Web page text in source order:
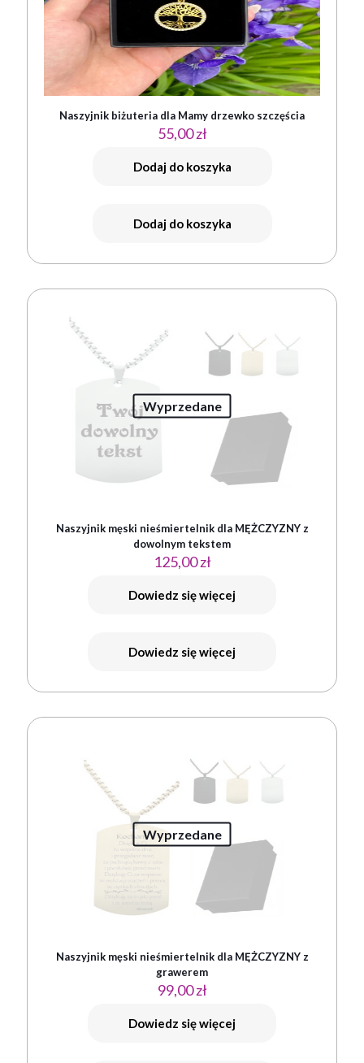
Naszyjnik biżuteria dla Mamy drzewko szczęścia
55,00zł
Dodaj do koszyka
Dodaj do koszyka
Wyprzedane
Naszyjnik męski nieśmiertelnik dla MĘŻCZYZNY z
dowolnym tekstem
125,00zł
Dowiedz się więcej
Dowiedz się więcej
Wyprzedane
Naszyjnik męski nieśmiertelnik dla MĘŻCZYZNY z
grawerem
99,00zł
Dowiedz się więcej